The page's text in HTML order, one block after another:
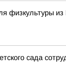
физкультуры из
сада